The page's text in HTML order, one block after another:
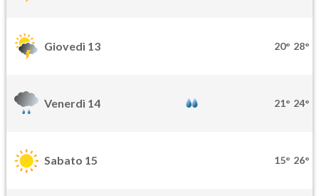
Giovedì 13 20° 28°
Venerdì 14 21° 24°
Sabato 15 15° 26°